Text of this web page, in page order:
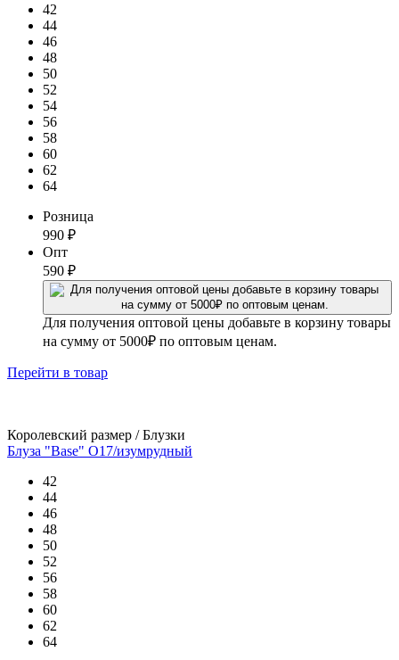
42
44
46
48
50
52
54
56
58
60
62
64
Розница
990 ₽
Опт
590 ₽
Для получения оптовой цены добавьте в корзину товары
на сумму от 5000₽ по оптовым ценам.
Перейти в товар
Королевский размер / Блузки
Блуза "Base" О17/изумрудный
42
44
46
48
50
52
56
58
60
62
64